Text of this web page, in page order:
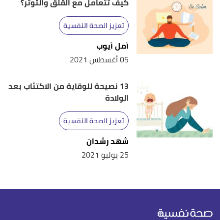
تعزيز الصحة النفسية
أمل أيوب
05 أغسطس 2021
13 نصيحة للوقاية من الاكتئاب بعد
الولادة
تعزيز الصحة النفسية
شهد رشدان
25 يوليو 2021